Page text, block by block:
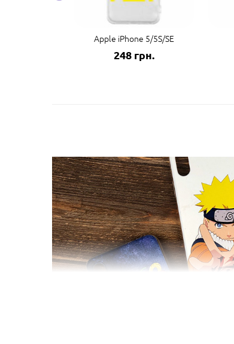
Apple iPhone 5/5S/SE
248 грн.